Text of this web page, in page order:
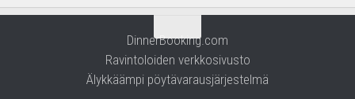
DinnerBooking.com
Ravintoloiden verkkosivusto
Älykkäämpi pöytävarausjärjestelmä